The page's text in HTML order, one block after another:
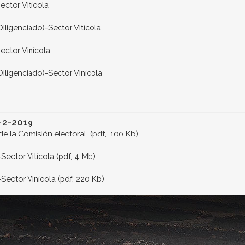
Vitícola
Sector Vitícola
Vinícola
Sector Vinícola
2-2019
la Comisión electoral (pdf, 100 Kb)
Vitícola (pdf, 4 Mb)
Vinícola (pdf, 220 Kb)